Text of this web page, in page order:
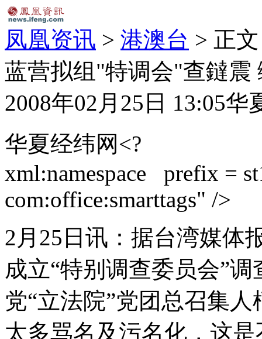
凤凰资讯 > 港澳台 > 正文
蓝营拟组"特调会"查鐽震
2008年02月25日 13:05华
华夏经纬网<?
xml:namespace prefix =
com:office:smarttags" />
2月25日讯：据台湾媒体
成立“特别调查委员会”
党“立法院”党团总召集
太多骂名及污名化，这